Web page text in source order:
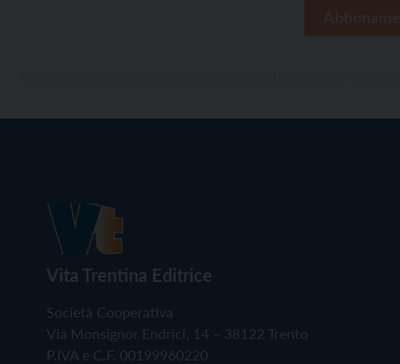
Vita Trentina Editrice
Società Cooperativa
Via Monsignor Endrici, 14 – 38122 Trento
P.IVA e C.F. 00199960220